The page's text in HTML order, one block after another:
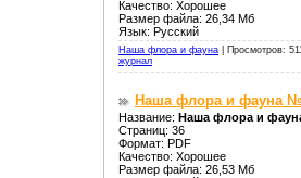
Качество: Хорошее
Размер файла: 26,34 Мб
Язык: Русский
Наша флора и фауна
Просмотров:
журнал
Наша флора и фауна
Название: Наша флора и
Страниц: 36
Формат: PDF
Качество: Хорошее
Размер файла: 26,53 Мб